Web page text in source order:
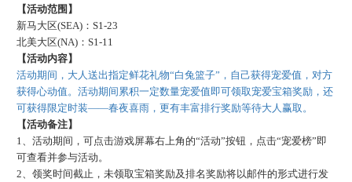
【活动范围】
新马大区(SEA)：S1-23
北美大区(NA)：S1-11
【活动内容】
活动期间，大人送出指定鲜花礼物“白兔篮子”，自己获得宠爱值，对方
获得心动值。活动期间累积一定数量宠爱值即可领取宠爱宝箱奖励，还
可获得限定时装——春夜喜雨，更有丰富排行奖励等待大人赢取。
【活动备注】
1、活动期间，可点击游戏屏幕右上角的“活动”按钮，点击“宠爱榜”即
可查看并参与活动。
2、领奖时间截止，未领取宝箱奖励及排名奖励将以邮件的形式进行发